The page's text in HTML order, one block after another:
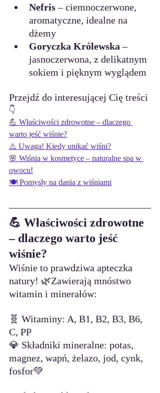
Nefris – ciemnoczerwone,
aromatyczne, idealne na
dżemy
Goryczka Królewska –
jasnoczerwona, z delikatnym
sokiem i pięknym wyglądem
Przejdź do interesującej Cię treści
👇
💪 Właściwości zdrowotne – dlaczego
warto jeść wiśnie?
⚠️ Uwaga! Kiedy unikać wiśni?
🌸 Wiśnia w kosmetyce – naturalne spa w
owocu!
🍽️ Pomysły na dania z wiśniami
💪 Właściwości zdrowotne
– dlaczego warto jeść
wiśnie?
Wiśnie to prawdziwa apteczka
natury! 🌿Zawierają mnóstwo
witamin i minerałów:
🧬 Witaminy: A, B1, B2, B3, B6,
C, PP
💎 Składniki mineralne: potas,
magnez, wapń, żelazo, jod, cynk,
fosfor💚